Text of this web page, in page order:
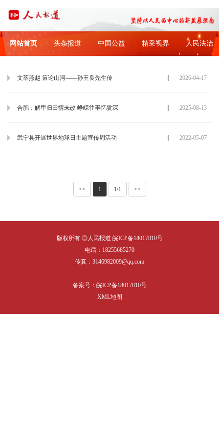
网站首页 头条报道 中国公益 精采视界 人民法治
文萃燕赵 策论山河——孙玉良先生传 2026-04-17
合肥：解甲归田情未改 峥嵘往事忆犹深 2025-08-13
武宁县开展世界地球日主题宣传周活动 2022-05-07
<< 1 1/1 >>
版权所有 ◎人民报道 皖ICP备18017810号
电话：18255685270
传真：3146982009@qq.com
备案号： 皖ICP备18017810号
XML地图